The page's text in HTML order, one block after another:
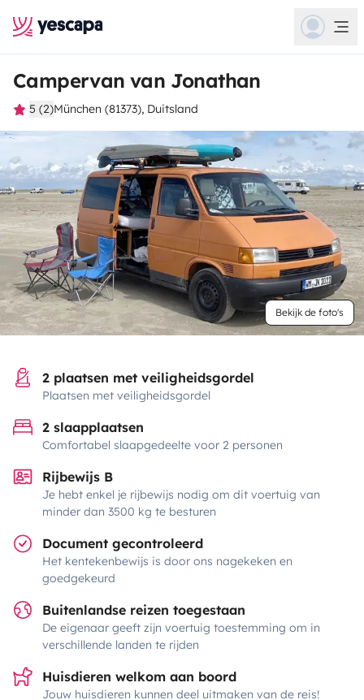
Campervan van Jonathan
5 (2)München (81373), Duitsland
Bekijk de foto's
2 plaatsen met veiligheidsgordel
Plaatsen met veiligheidsgordel
2 slaapplaatsen
Comfortabel slaapgedeelte voor 2 personen
Rijbewijs B
Je hebt enkel je rijbewijs nodig om dit voertuig van
minder dan 3500 kg te besturen
Document gecontroleerd
Het kentekenbewijs is door ons nagekeken en
goedgekeurd
Buitenlandse reizen toegestaan
De eigenaar geeft zijn voertuig toestemming om in
verschillende landen te rijden
Huisdieren welkom aan boord
Jouw huisdieren kunnen deel uitmaken van de reis!